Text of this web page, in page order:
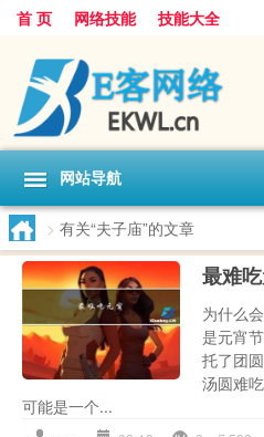
首 页 网络技能 技能大全
网站导航
> 有关“夫子庙”的文章
最难
为什么
是元宵
托了团
汤圆难
可能是一个...